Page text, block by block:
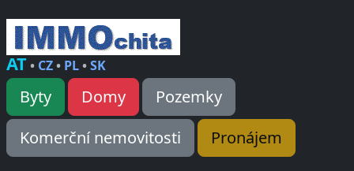
AT• CZ• PL•SK
Byty Domy
Pozemky
Komerční nemovitosti
Pronájem